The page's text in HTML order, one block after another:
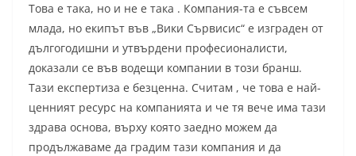
Това е така, но и не е така . Компания-та е съвсем
млада, но екипът във „Вики Сървисис“ е изграден от
дългогодишни и утвърдени професионалисти,
доказали се във водещи компании в този бранш.
Тази експертиза е безценна. Считам , че това е най-
ценният ресурс на компанията и че тя вече има тази
здрава основа, върху която заедно можем да
продължаваме да градим тази компания и да